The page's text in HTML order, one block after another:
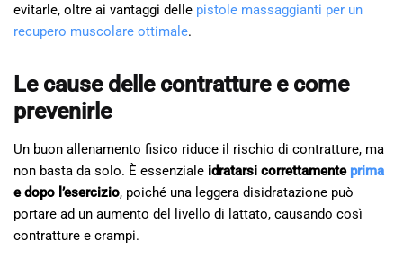
evitarle, oltre ai vantaggi delle pistole massaggianti per un
recupero muscolare ottimale.
Le cause delle contratture e come
prevenirle
Un buon allenamento fisico riduce il rischio di contratture, ma
non basta da solo. È essenziale idratarsi correttamente prima
e dopo l’esercizio, poiché una leggera disidratazione può
portare ad un aumento del livello di lattato, causando così
contratture e crampi.